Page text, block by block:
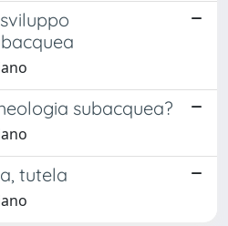
subacquea?
tutela